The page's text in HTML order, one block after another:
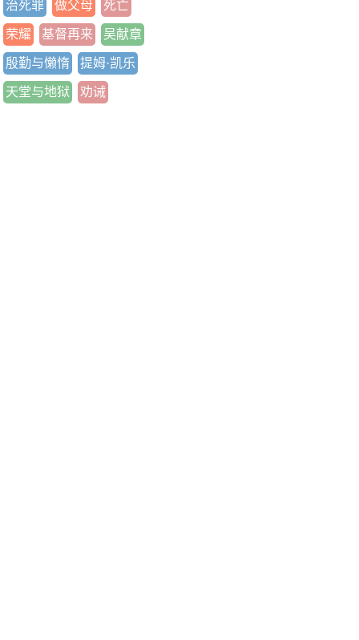
治死罪 做父母 死亡
荣耀 基督再来 吴献章
殷勤与懒惰 提姆·凯乐
天堂与地狱 劝诫